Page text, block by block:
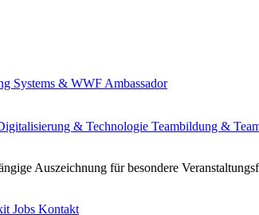
Systems & WWF Ambassador
& Technologie Teambildung &
Auszeichnung für besondere
Jobs Kontakt